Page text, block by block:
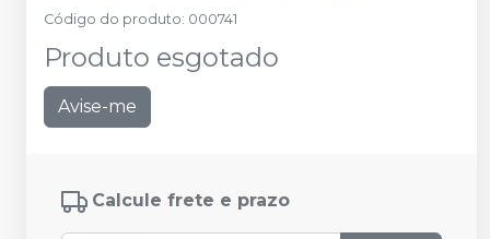
Código do produto: 000741
Produto esgotado
Avise-me
Calcule frete e prazo